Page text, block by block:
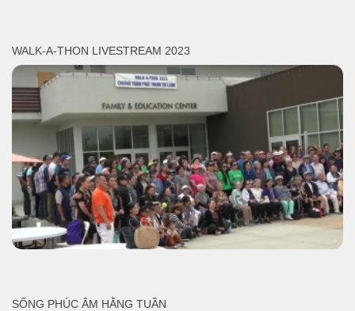
WALK-A-THON LIVESTREAM 2023
SỐNG PHÚC ÂM HẰNG TUẦN